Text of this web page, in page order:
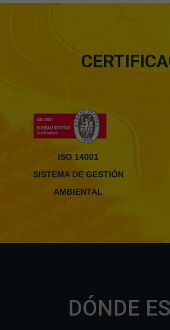
ISO 14001
SISTEMA DE GESTIÓN
AMBIENTAL
DÓNDE